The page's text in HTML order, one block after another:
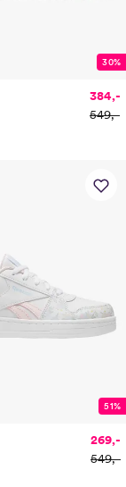
30%
384,-
549,-
51%
269,-
549,-